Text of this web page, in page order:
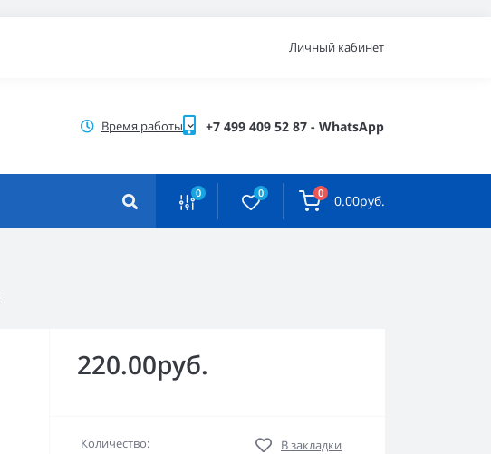
Личный кабинет
Время работы +7 499 409 52 87 - WhatsApp
0 0 0 0.00руб.
220.00руб.
Количество:
В закладки